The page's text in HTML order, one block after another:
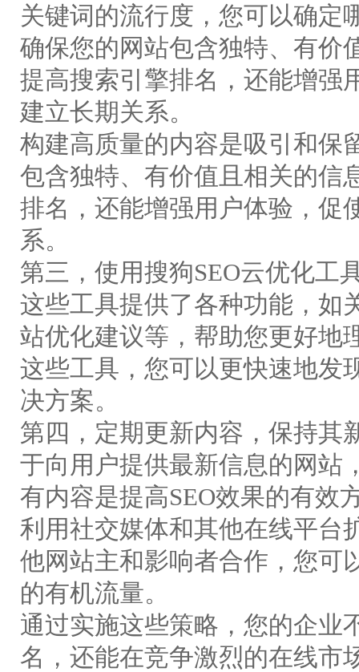
关键词的流行度，您可以确定
确保您的网站包含独特、有价
提高搜索引擎排名，还能增强
建立长期关系。
构建高质量的内容是吸引和保
包含独特、有价值且相关的信
排名，还能增强用户体验，促
系。
第三，使用搜狗SEO云优化工
这些工具提供了各种功能，如
站优化建议等，帮助您更好地
这些工具，您可以更快速地发
决方案。
第四，定期更新内容，保持其
于向用户提供最新信息的网站
有内容是提高SEO效果的有效
利用社交媒体和其他在线平台
他网站主和影响者合作，您可
的有机流量。
通过实施这些策略，您的企业
名，还能在竞争激烈的在线市